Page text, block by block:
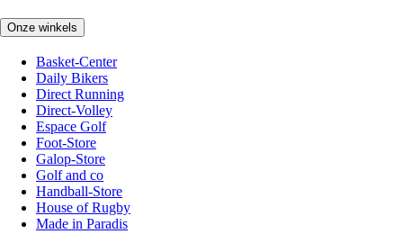
Onze winkels
Basket-Center
Daily Bikers
Direct Running
Direct-Volley
Espace Golf
Foot-Store
Galop-Store
Golf and co
Handball-Store
House of Rugby
Made in Paradis